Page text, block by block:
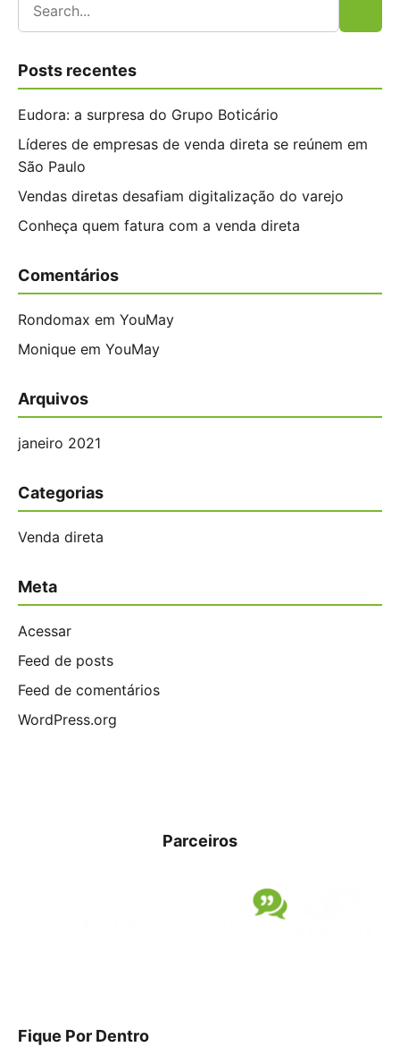
Posts recentes
Eudora: a surpresa do Grupo Boticário
Líderes de empresas de venda direta se reúnem em
São Paulo
Vendas diretas desafiam digitalização do varejo
Conheça quem fatura com a venda direta
Comentários
Rondomax em YouMay
Monique em YouMay
Arquivos
janeiro 2021
Categorias
Venda direta
Meta
Acessar
Feed de posts
Feed de comentários
WordPress.org
Parceiros
Fique Por Dentro